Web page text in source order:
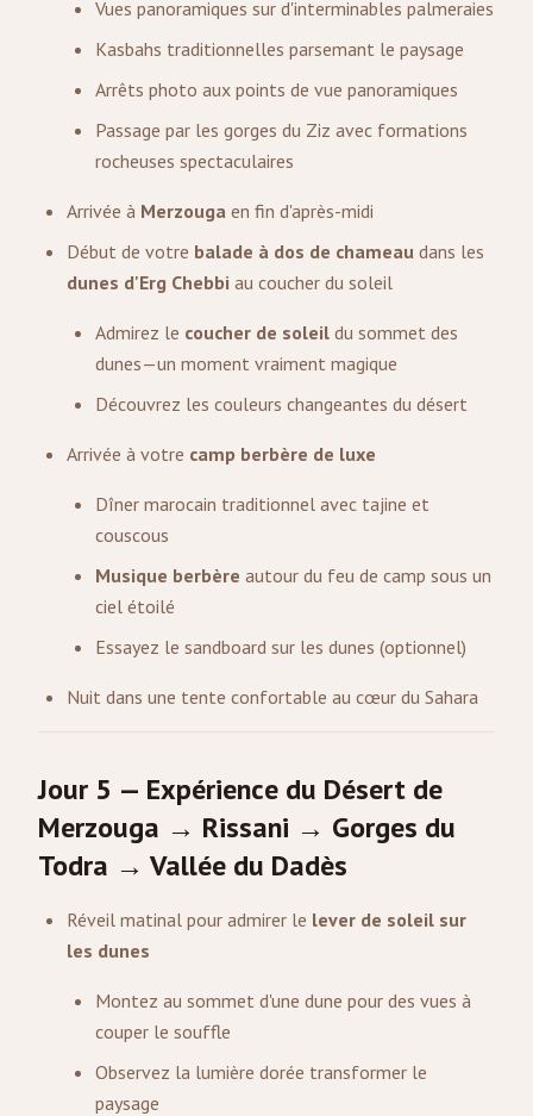
Vues panoramiques sur d'interminables palmeraies
Kasbahs traditionnelles parsemant le paysage
Arrêts photo aux points de vue panoramiques
Passage par les gorges du Ziz avec formations
rocheuses spectaculaires
Arrivée à Merzouga en fin d'après-midi
Début de votre balade à dos de chameau dans les
dunes d'Erg Chebbi au coucher du soleil
Admirez le coucher de soleil du sommet des
dunes—un moment vraiment magique
Découvrez les couleurs changeantes du désert
Arrivée à votre camp berbère de luxe
Dîner marocain traditionnel avec tajine et
couscous
Musique berbère autour du feu de camp sous un
ciel étoilé
Essayez le sandboard sur les dunes (optionnel)
Nuit dans une tente confortable au cœur du Sahara
Jour 5 — Expérience du Désert de
Merzouga → Rissani → Gorges du
Todra → Vallée du Dadès
Réveil matinal pour admirer le lever de soleil sur
les dunes
Montez au sommet d'une dune pour des vues à
couper le souffle
Observez la lumière dorée transformer le
paysage